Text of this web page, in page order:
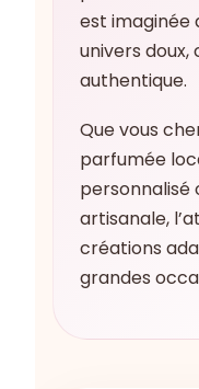
est imaginée
univers doux,
authentique.
Que vous
parfumée
personnalisé
artisanale,
créations
grandes